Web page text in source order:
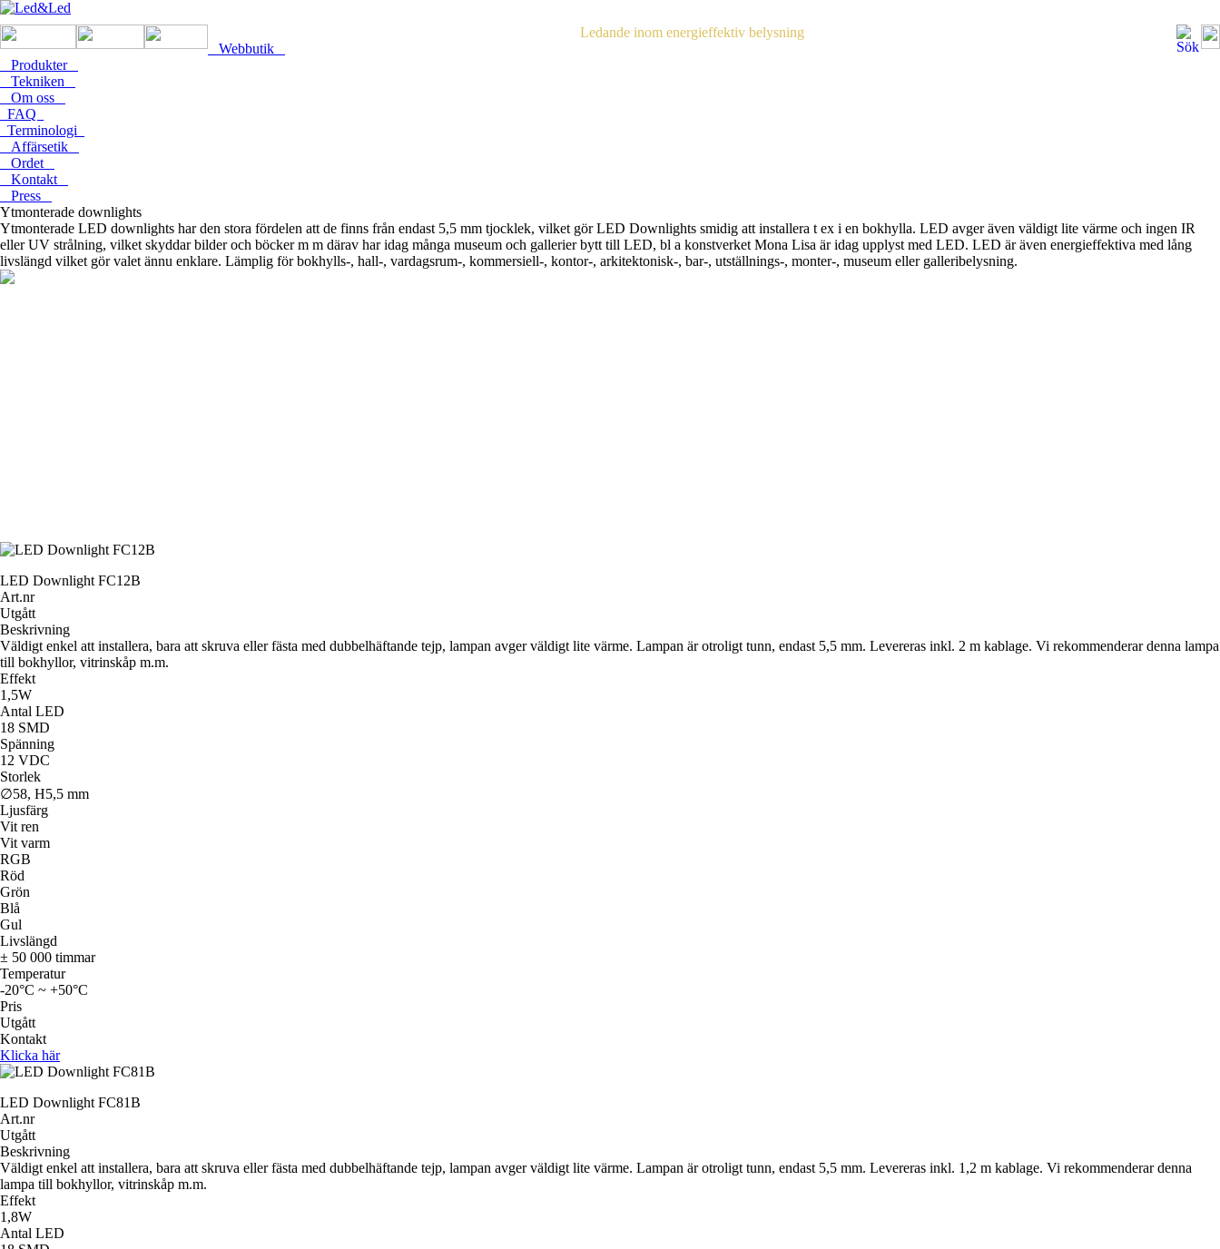
Ledande inom energieffektiv belysning
Webbutik
Produkter
Tekniken
Om oss
FAQ
Terminologi
Affärsetik
Ordet
Kontakt
Press
Ytmonterade downlights
Ytmonterade LED downlights har den stora fördelen att de finns från endast 5,5 mm tjocklek, vilket gör LED Downlights smidig att installera t ex i en bokhylla. LED avger även väldigt lite värme och ingen IR
eller UV strålning, vilket skyddar bilder och böcker m m därav har idag många museum och gallerier bytt till LED, bl a konstverket Mona Lisa är idag upplyst med LED. LED är även energieffektiva med lång
livslängd vilket gör valet ännu enklare. Lämplig för bokhylls-, hall-, vardagsrum-, kommersiell-, kontor-, arkitektonisk-, bar-, utställnings-, monter-, museum eller galleribelysning.
LED Downlight FC12B
Art.nr
Utgått
Beskrivning
Väldigt enkel att installera, bara att skruva eller fästa med dubbelhäftande tejp, lampan avger väldigt lite värme. Lampan är otroligt tunn, endast 5,5 mm. Levereras inkl. 2 m kablage. Vi rekommenderar denna lampa
till bokhyllor, vitrinskåp m.m.
Effekt
1,5W
Antal LED
18 SMD
Spänning
12 VDC
Storlek
∅58, H5,5 mm
Ljusfärg
Vit ren
Vit varm
RGB
Röd
Grön
Blå
Gul
Livslängd
± 50 000 timmar
Temperatur
-20°C ~ +50°C
Pris
Utgått
Kontakt
Klicka här
LED Downlight FC81B
Art.nr
Utgått
Beskrivning
Väldigt enkel att installera, bara att skruva eller fästa med dubbelhäftande tejp, lampan avger väldigt lite värme. Lampan är otroligt tunn, endast 5,5 mm. Levereras inkl. 1,2 m kablage. Vi rekommenderar denna
lampa till bokhyllor, vitrinskåp m.m.
Effekt
1,8W
Antal LED